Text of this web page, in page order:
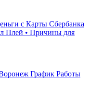
с Карты Сбербанка
Плей • Причины для
График Работы